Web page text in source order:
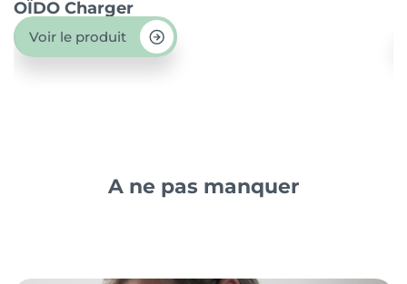
OÏDO Charger
Voir le produit
A ne pas manquer